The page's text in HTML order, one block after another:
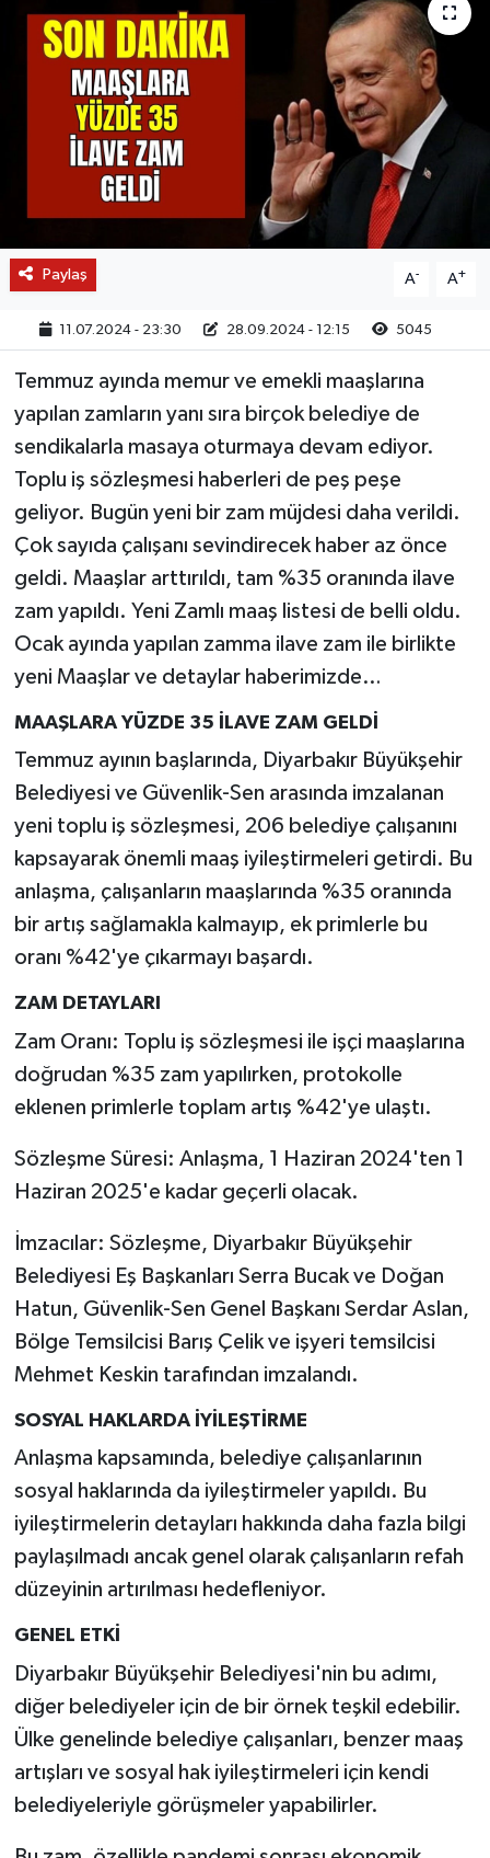
Paylaş A- A+
11.07.2024 - 23:30 28.09.2024 - 12:15 5045
Temmuz ayında memur ve emekli maaşlarına
yapılan zamların yanı sıra birçok belediye de
sendikalarla masaya oturmaya devam ediyor.
Toplu iş sözleşmesi haberleri de peş peşe
geliyor. Bugün yeni bir zam müjdesi daha verildi.
Çok sayıda çalışanı sevindirecek haber az önce
geldi. Maaşlar arttırıldı, tam %35 oranında ilave
zam yapıldı. Yeni Zamlı maaş listesi de belli oldu.
Ocak ayında yapılan zamma ilave zam ile birlikte
yeni Maaşlar ve detaylar haberimizde…
MAAŞLARA YÜZDE 35 İLAVE ZAM GELDİ
Temmuz ayının başlarında, Diyarbakır Büyükşehir
Belediyesi ve Güvenlik-Sen arasında imzalanan
yeni toplu iş sözleşmesi, 206 belediye çalışanını
kapsayarak önemli maaş iyileştirmeleri getirdi. Bu
anlaşma, çalışanların maaşlarında %35 oranında
bir artış sağlamakla kalmayıp, ek primlerle bu
oranı %42'ye çıkarmayı başardı.
ZAM DETAYLARI
Zam Oranı: Toplu iş sözleşmesi ile işçi maaşlarına
doğrudan %35 zam yapılırken, protokolle
eklenen primlerle toplam artış %42'ye ulaştı.
Sözleşme Süresi: Anlaşma, 1 Haziran 2024'ten 1
Haziran 2025'e kadar geçerli olacak.
İmzacılar: Sözleşme, Diyarbakır Büyükşehir
Belediyesi Eş Başkanları Serra Bucak ve Doğan
Hatun, Güvenlik-Sen Genel Başkanı Serdar Aslan,
Bölge Temsilcisi Barış Çelik ve işyeri temsilcisi
Mehmet Keskin tarafından imzalandı.
SOSYAL HAKLARDA İYİLEŞTİRME
Anlaşma kapsamında, belediye çalışanlarının
sosyal haklarında da iyileştirmeler yapıldı. Bu
iyileştirmelerin detayları hakkında daha fazla bilgi
paylaşılmadı ancak genel olarak çalışanların refah
düzeyinin artırılması hedefleniyor.
GENEL ETKİ
Diyarbakır Büyükşehir Belediyesi'nin bu adımı,
diğer belediyeler için de bir örnek teşkil edebilir.
Ülke genelinde belediye çalışanları, benzer maaş
artışları ve sosyal hak iyileştirmeleri için kendi
belediyeleriyle görüşmeler yapabilirler.